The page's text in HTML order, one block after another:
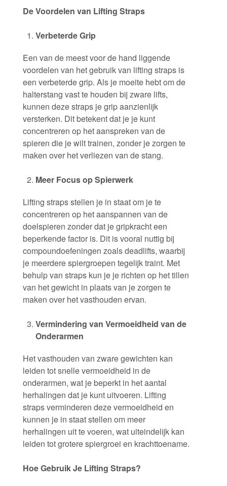
De Voordelen van Lifting Straps
Verbeterde Grip
Een van de meest voor de hand liggende
voordelen van het gebruik van lifting straps is
een verbeterde grip. Als je moeite hebt om de
halterstang vast te houden bij zware lifts,
kunnen deze straps je grip aanzienlijk
versterken. Dit betekent dat je je kunt
concentreren op het aanspreken van de
spieren die je wilt trainen, zonder je zorgen te
maken over het verliezen van de stang.
Meer Focus op Spierwerk
Lifting straps stellen je in staat om je te
concentreren op het aanspannen van de
doelspieren zonder dat je gripkracht een
beperkende factor is. Dit is vooral nuttig bij
compoundoefeningen zoals deadlifts, waarbij
je meerdere spiergroepen tegelijk traint. Met
behulp van straps kun je je richten op het tillen
van het gewicht in plaats van je zorgen te
maken over het vasthouden ervan.
Vermindering van Vermoeidheid van de
Onderarmen
Het vasthouden van zware gewichten kan
leiden tot snelle vermoeidheid in de
onderarmen, wat je beperkt in het aantal
herhalingen dat je kunt uitvoeren. Lifting
straps verminderen deze vermoeidheid en
kunnen je in staat stellen om meer
herhalingen uit te voeren, wat uiteindelijk kan
leiden tot grotere spiergroei en krachttoename.
Hoe Gebruik Je Lifting Straps?